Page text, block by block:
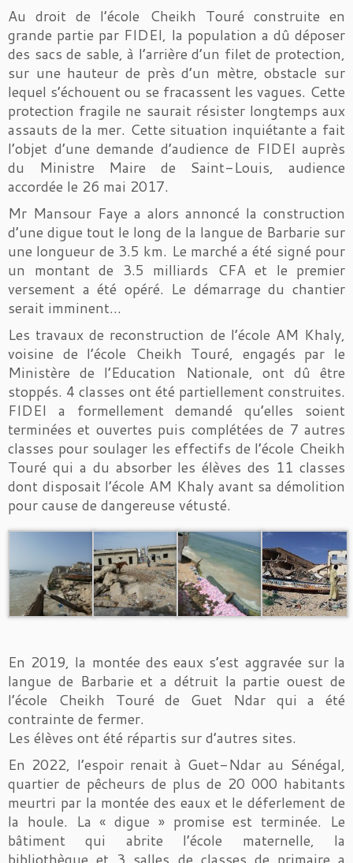
Au droit de l’école Cheikh Touré construite en
grande partie par FIDEI, la population a dû déposer
des sacs de sable, à l’arrière d’un filet de protection,
sur une hauteur de près d’un mètre, obstacle sur
lequel s’échouent ou se fracassent les vagues. Cette
protection fragile ne saurait résister longtemps aux
assauts de la mer. Cette situation inquiétante a fait
l’objet d’une demande d’audience de FIDEI auprès
du Ministre Maire de Saint-Louis, audience
accordée le 26 mai 2017.
Mr Mansour Faye a alors annoncé la construction
d’une digue tout le long de la langue de Barbarie sur
une longueur de 3.5 km. Le marché a été signé pour
un montant de 3.5 milliards CFA et le premier
versement a été opéré. Le démarrage du chantier
serait imminent…
Les travaux de reconstruction de l’école AM Khaly,
voisine de l’école Cheikh Touré, engagés par le
Ministère de l’Education Nationale, ont dû être
stoppés. 4 classes ont été partiellement construites.
FIDEI a formellement demandé qu’elles soient
terminées et ouvertes puis complétées de 7 autres
classes pour soulager les effectifs de l’école Cheikh
Touré qui a du absorber les élèves des 11 classes
dont disposait l’école AM Khaly avant sa démolition
pour cause de dangereuse vétusté.
En 2019, la montée des eaux s’est aggravée sur la
langue de Barbarie et a détruit la partie ouest de
l’école Cheikh Touré de Guet Ndar qui a été
contrainte de fermer.
Les élèves ont été répartis sur d’autres sites.
En 2022, l’espoir renait à Guet-Ndar au Sénégal,
quartier de pêcheurs de plus de 20 000 habitants
meurtri par la montée des eaux et le déferlement de
la houle. La « digue » promise est terminée. Le
bâtiment qui abrite l’école maternelle, la